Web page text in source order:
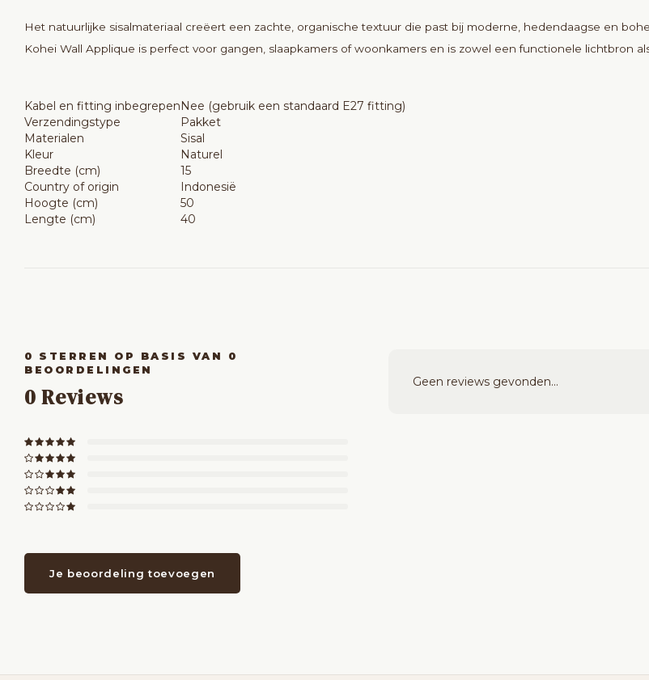
Het natuurlijke sisalmateriaal creëert een zachte, organische textuur die past bij moderne, hedendaagse en
Kohei Wall Applique is perfect voor gangen, slaapkamers of woonkamers en is zowel een functionele lichtbron
Kabel en fitting inbegrepenNee (gebruik een standaard E27 fitting)
Verzendingstype
Pakket
Materialen
Sisal
Kleur
Naturel
Breedte (cm)
15
Country of origin
Indonesië
Hoogte (cm)
50
Lengte (cm)
40
0 STERREN OP BASIS VAN 0
BEOORDELINGEN
0 Reviews
Je beoordeling toevoegen
Geen reviews gevonden...